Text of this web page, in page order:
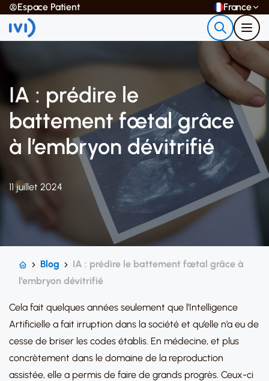
Espace Patient France
IA : prédire le
battement fœtal grâce
à l’embryon dévitrifié
11 juillet 2024
Blog
IA : prédire le battement fœtal grâce à
l’embryon dévitrifié
Cela fait quelques années seulement que l’Intelligence
Artificielle a fait irruption dans la société et qu’elle n’a eu de
cesse de briser les codes établis. En médecine, et plus
concrètement dans le domaine de la reproduction
assistée, elle a permis de faire de grands progrès. Ceux-ci